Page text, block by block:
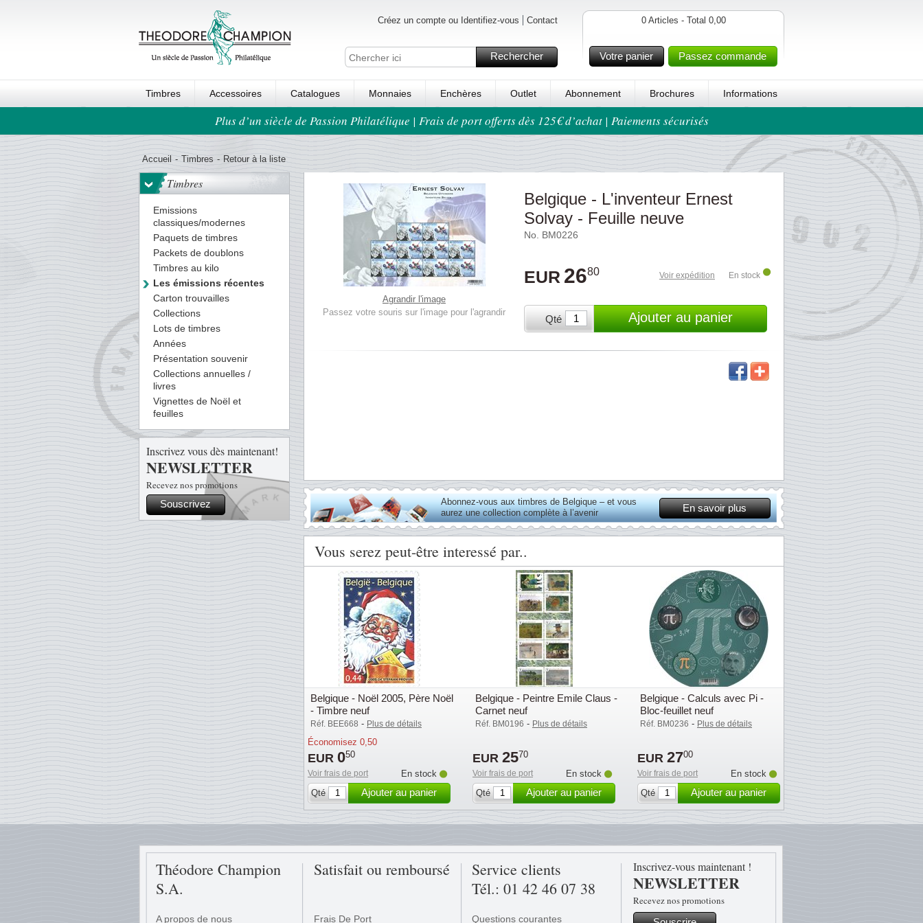
Créez un compte ou Identifiez-vous Contact
Rechercher
0 Articles - Total 0,00
Votre panier Passez commande
Timbres Accessoires Catalogues Monnaies Enchères Outlet Abonnement Brochures Informations
Ordre au panierPlus d’un siècle de Passion Philatélique | Frais de port offerts dès 125€ d’achat | Paiements sécurisés
Accueil - Timbres - Retour à la liste
Timbres
Emissions
classiques/modernes
Paquets de timbres
Packets de doublons
Timbres au kilo
Les émissions récentes
Carton trouvailles
Collections
Lots de timbres
Années
Présentation souvenir
Collections annuelles /
livres
Vignettes de Noël et
feuilles
Inscrivez vous dès maintenant!
NEWSLETTER
Recevez nos promotions
Souscrivez
Agrandir l'image
Passez votre souris sur l'image pour l'agrandir
Belgique - L'inventeur Ernest
Solvay - Feuille neuve
No. BM0226
EUR 2680 Voir expédition En stock
Qté Ajouter au panier
Abonnez-vous aux timbres de Belgique – et vous
aurez une collection complète à l’avenir
En savoir plus
Vous serez peut-être interessé par..
Belgique - Noël 2005, Père Noël
- Timbre neuf
Réf. BEE668 - Plus de détails
Économisez 0,50
EUR 050
Voir frais de port
En stock
Qté
Ajouter au panier
Belgique - Peintre Emile Claus -
Carnet neuf
Réf. BM0196 - Plus de détails
EUR 2570
Voir frais de port
En stock
Qté
Ajouter au panier
Belgique - Calculs avec Pi -
Bloc-feuillet neuf
Réf. BM0236 - Plus de détails
EUR 2700
Voir frais de port
En stock
Qté
Ajouter au panier
Théodore Champion
S.A.
A propos de nous
Satisfait ou remboursé
Frais De Port
Service clients
Tél.: 01 42 46 07 38
Questions courantes
Inscrivez-vous maintenant !
NEWSLETTER
Recevez nos promotions